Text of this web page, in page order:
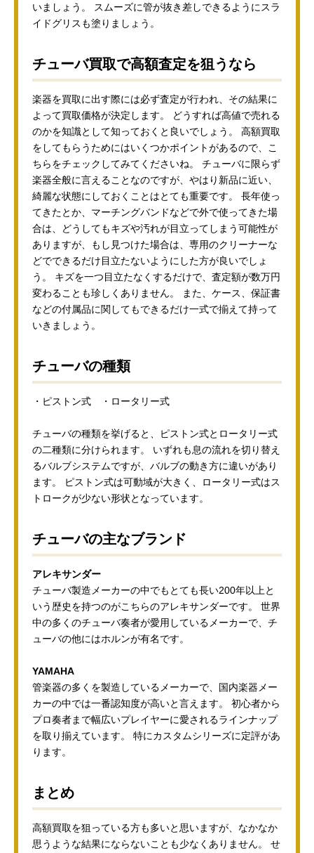
いましょう。 スムーズに管が抜き差しできるようにスラ
イドグリスも塗りましょう。
チューバ買取で高額査定を狙うなら
楽器を買取に出す際には必ず査定が行われ、その結果に
よって買取価格が決定します。 どうすれば高値で売れる
のかを知識として知っておくと良いでしょう。 高額買取
をしてもらうためにはいくつかポイントがあるので、こ
ちらをチェックしてみてくださいね。 チューバに限らず
楽器全般に言えることなのですが、やはり新品に近い、
綺麗な状態にしておくことはとても重要です。 長年使っ
てきたとか、マーチングバンドなどで外で使ってきた場
合は、どうしてもキズや汚れが目立ってしまう可能性が
ありますが、もし見つけた場合は、専用のクリーナーな
どでできるだけ目立たないようにした方が良いでしょ
う。 キズを一つ目立たなくするだけで、査定額が数万円
変わることも珍しくありません。 また、ケース、保証書
などの付属品に関してもできるだけ一式で揃えて持って
いきましょう。
チューバの種類
・ピストン式 ・ロータリー式
チューバの種類を挙げると、ピストン式とロータリー式
の二種類に分けられます。 いずれも息の流れを切り替え
るバルブシステムですが、バルブの動き方に違いがあり
ます。 ピストン式は可動域が大きく、ロータリー式はス
トロークが少ない形状となっています。
チューバの主なブランド
アレキサンダー
チューバ製造メーカーの中でもとても長い200年以上と
いう歴史を持つのがこちらのアレキサンダーです。 世界
中の多くのチューバ奏者が愛用しているメーカーで、チ
ューバの他にはホルンが有名です。
YAMAHA
管楽器の多くを製造しているメーカーで、国内楽器メー
カーの中では一番認知度が高いと言えます。 初心者から
プロ奏者まで幅広いプレイヤーに愛されるラインナップ
を取り揃えています。 特にカスタムシリーズに定評があ
ります。
まとめ
高額買取を狙っている方も多いと思いますが、なかなか
思うような結果にならないことも少なくありません。 せ